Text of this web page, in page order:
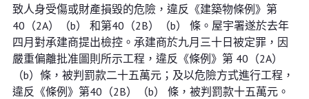
致人身受傷或財產損毀的危險，違反《建築物條例》第
40（2A）（b） 和第40（2B）（b） 條。屋宇署遂於去年
四月對承建商提出檢控。承建商於九月三十日被定罪，因
嚴重偏離批准圖則所示工程，違反《條例》第 40（2A）
（b）條，被判罰款二十五萬元；及以危險方式進行工程，
違反《條例》第40（2B）（b） 條，被判罰款十五萬元。